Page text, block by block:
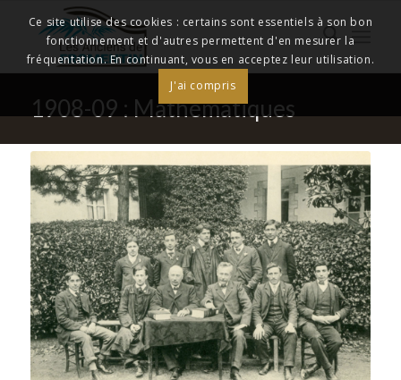
1908-09 : Mathématiques
Ce site utilise des cookies : certains sont essentiels à son bon
fonctionnement et d'autres permettent d'en mesurer la
fréquentation. En continuant, vous en acceptez leur utilisation.
J'ai compris